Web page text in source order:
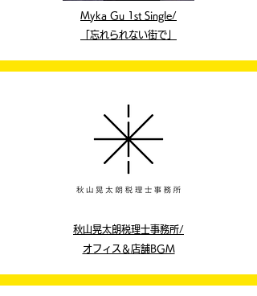
​Myka Gu 1st Single/
「忘れられない街で」
​秋山晃太朗税理士事務所/
オフィス＆店舗BGM